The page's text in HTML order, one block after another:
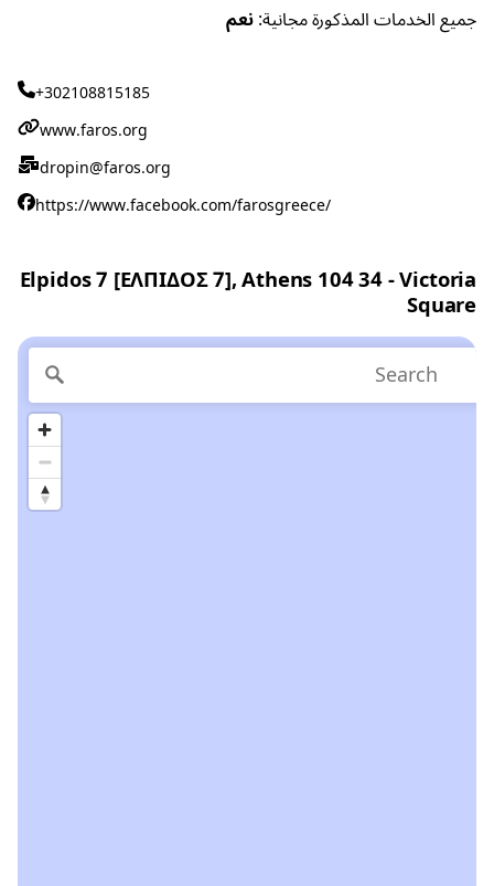
جميع الخدمات المذكورة مجانية:نعم
+302108815185
www.faros.org
dropin@faros.org
https://www.facebook.com/farosgreece/
Elpidos 7 [ΕΛΠΙΔΟΣ 7], Athens 104 34 - Victoria
Square